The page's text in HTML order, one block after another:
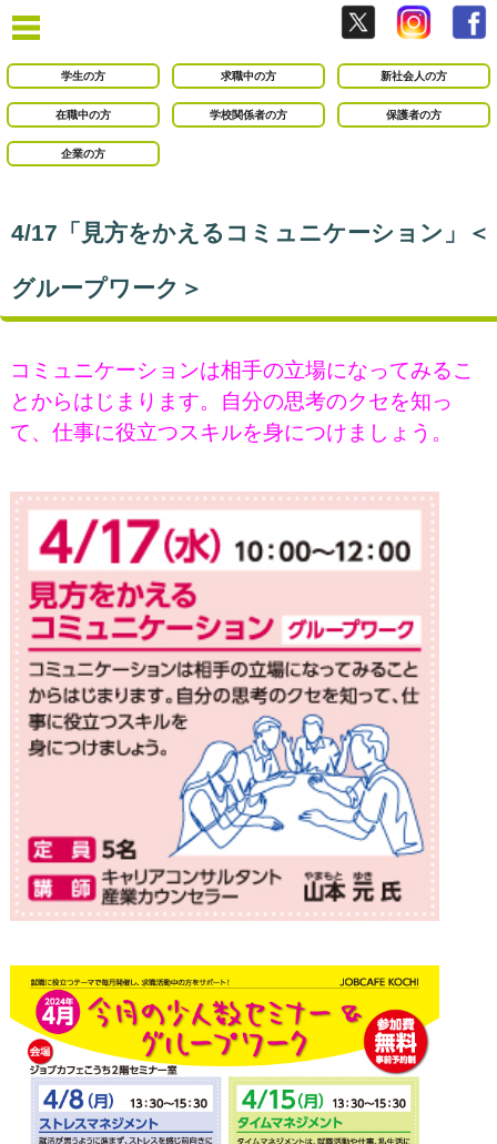
学生の方 求職中の方 新社会人の方
在職中の方 学校関係者の方 保護者の方
企業の方
4/17「見方をかえるコミュニケーション」＜
グループワーク＞
コミュニケーションは相手の立場になってみるこ
とからはじまります。自分の思考のクセを知っ
て、仕事に役立つスキルを身につけましょう。